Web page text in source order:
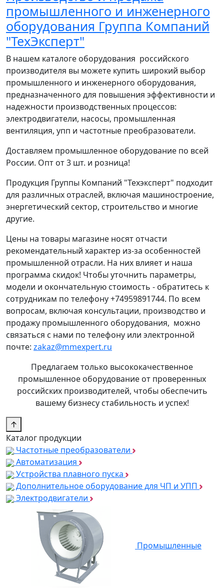
промышленного и инженерного
оборудования Группа Компаний
"ТехЭксперт"
В нашем каталоге оборудования российского
производителя вы можете купить широкий выбор
промышленного и инженерного оборудования,
предназначенного для повышения эффективности и
надежности производственных процессов:
электродвигатели, насосы, промышленная
вентиляция, упп и частотные преобразователи.
Доставляем промышленное оборудование по всей
России. Опт от 3 шт. и розница!
Продукция Группы Компаний "Техэксперт" подходит
для различных отраслей, включая машиностроение,
энергетический сектор, строительство и многие
другие.
Цены на товары магазине носят отчасти
рекомендательный характер из-за особенностей
промышленной отрасли. На них влияет и наша
программа скидок! Чтобы уточнить параметры,
модели и окончательную стоимость - обратитесь к
сотрудникам по телефону +74959891744. По всем
вопросам, включая консультации, производство и
продажу промышленного оборудования, можно
связаться с нами по телефону или электронной
почте: zakaz@mmexpert.ru
Предлагаем только высококачественное
промышленное оборудование от проверенных
российских производителей, чтобы обеспечить
вашему бизнесу стабильность и успех!
↑
Каталог продукции
Частотные преобразователи
Автоматизация
Устройства плавного пуска
Дополнительное оборудование для ЧП и УПП
Электродвигатели
Промышленные